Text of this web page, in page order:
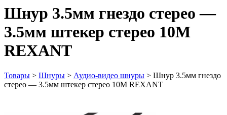
Шнур 3.5мм гнездо стерео —
3.5мм штекер стерео 10М
REXANT
Товары > Шнуры > Аудио-видео шнуры > Шнур 3.5мм гнездо
стерео — 3.5мм штекер стерео 10М REXANT